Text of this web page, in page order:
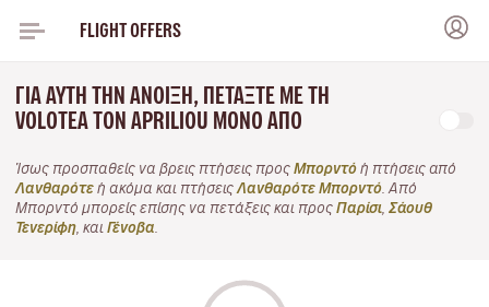
FLIGHT OFFERS
ΓΙΑ ΑΥΤΉ ΤΗΝ ΆΝΟΙΞΗ, ΠΕΤΆΞΤΕ ΜΕ ΤΗ
VOLOTEA ΤΟΝ APRILIOU ΜΌΝΟ ΑΠΌ
Ίσως προσπαθείς να βρεις πτήσεις προς Μπορντό ή πτήσεις από
Λανθαρότε ή ακόμα και πτήσεις Λανθαρότε Μπορντό . Από
Μπορντό μπορείς επίσης να πετάξεις και προς Παρίσι Σάουθ
Τενερίφη , και Γένοβα